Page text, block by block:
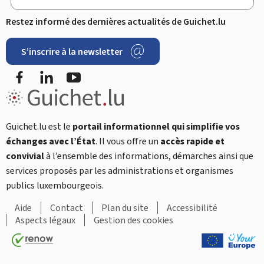
Restez informé des dernières actualités de Guichet.lu
S’inscrire à la newsletter
FacebookLinkedIn
Guichet.lu est le portail informationnel qui simplifie vos
échanges avec l’État. Il vous offre un accès rapide et
convivialà l’ensemble des informations, démarches ainsi que
services proposés par les administrations et organismes
publics luxembourgeois.
Aide
Contact Plan du site
Accessibilité
Aspects légaux
Gestion des cookies